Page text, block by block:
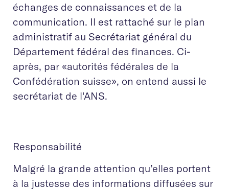
échanges de connaissances et de la
communication. Il est rattaché sur le plan
administratif au Secrétariat général du
Département fédéral des finances. Ci-
après, par «autorités fédérales de la
Confédération suisse», on entend aussi le
secrétariat de l'ANS.
Responsabilité
Malgré la grande attention qu’elles portent
à la justesse des informations diffusées sur